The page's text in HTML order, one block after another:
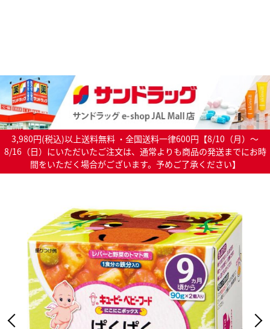
3,980円(税込)以上送料無料 ・全国送料一律600円【8/10（月）～
8/16（日）にいただいたご注文は、通常よりも商品の発送までにお時
間をいただく場合がございます。予めご了承ください】